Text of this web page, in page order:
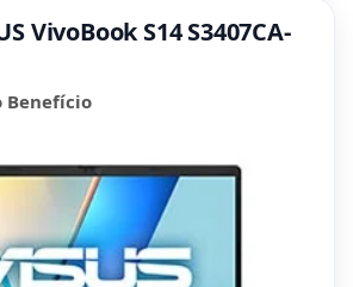
VivoBook S14 S3407CA-
Benefício